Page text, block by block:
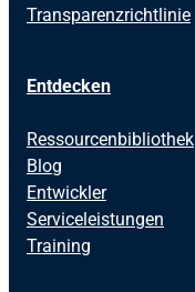
Transparenzrichtlinie
Entdecken
Ressourcenbibliothek
Blog
Entwickler
Serviceleistungen
Training